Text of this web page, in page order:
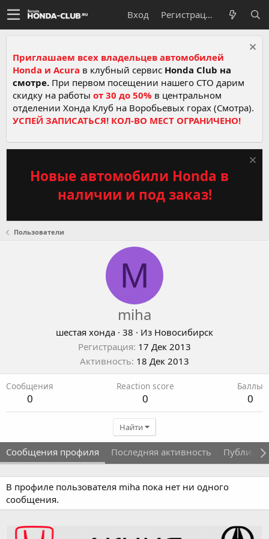
Вход Регистрация
Приглашаем всех владельцев автомобилей
Honda и Acura в клубный сервис Honda Club на
смотре. При первом посещении нашего СТО дарим
скидку на работы от 30 до 50% в центральном
отделении Хонда Клуб на Воробьевых горах (Смотра).
УСПЕЙ ЗАПИСАТЬСЯ! КОЛ-ВО МЕСТ ОГРАНИЧЕНО!
Новые автомобили Honda в
наличии и под заказ!
Пользователи
M
miha
шестая хонда · 38 · Из Новосибирск
Регистрация 17 Дек 2013
Активность 18 Дек 2013
Сообщения
0
Reaction score
0
Баллы
0
Найти
Сообщения профиля Последняя активность
В профиле пользователя miha пока нет ни одного
сообщения.